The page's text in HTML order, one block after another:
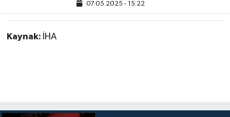
07.05.2025 - 15:22
Kaynak: İHA